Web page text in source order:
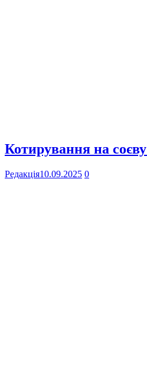
Котирування на
Редакція10.09.2025 0